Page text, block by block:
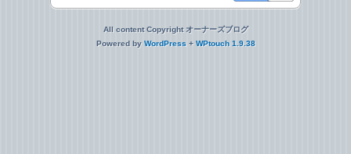
All content Copyright オーナーズブログ
Powered by WordPress + WPtouch 1.9.38